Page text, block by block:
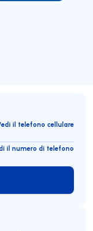
il telefono cellulare
il numero di telefono